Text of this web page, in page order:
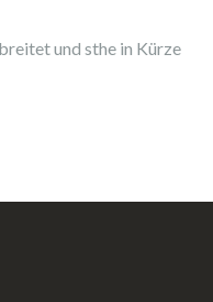
und sthe in Kürze